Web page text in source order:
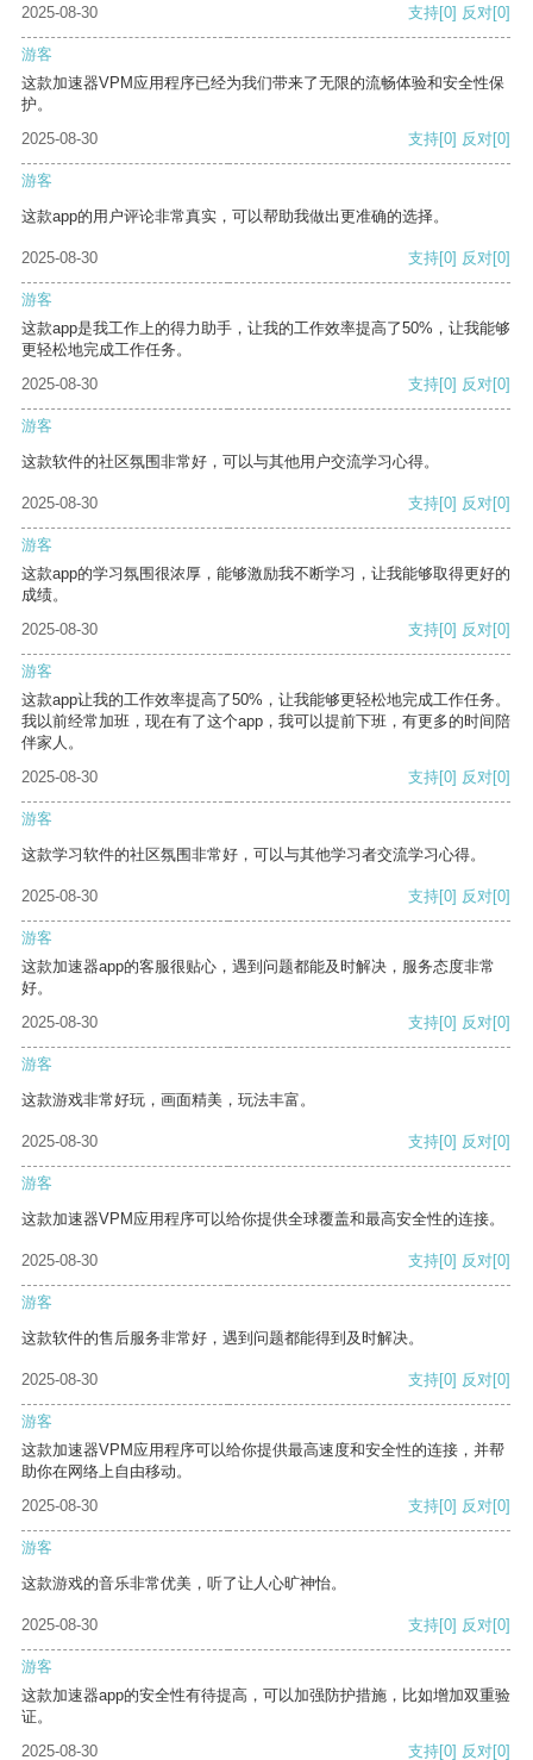
2025-08-30 支持[0] 反对[0]
游客
这款加速器VPM应用程序已经为我们带来了无限的流畅体验和安全性保
护。
2025-08-30
支持[0] 反对[0]
游客
这款app的用户评论非常真实，可以帮助我做出更准确的选择。
2025-08-30 支持[0] 反对[0]
游客
这款app是我工作上的得力助手，让我的工作效率提高了50%，让我能够
更轻松地完成工作任务。
2025-08-30
支持[0] 反对[0]
游客
这款软件的社区氛围非常好，可以与其他用户交流学习心得。
2025-08-30 支持[0] 反对[0]
游客
这款app的学习氛围很浓厚，能够激励我不断学习，让我能够取得更好的
成绩。
2025-08-30
支持[0] 反对[0]
游客
这款app让我的工作效率提高了50%，让我能够更轻松地完成工作任务。
我以前经常加班，现在有了这个app，我可以提前下班，有更多的时间陪
伴家人。
2025-08-30
支持[0] 反对[0]
游客
这款学习软件的社区氛围非常好，可以与其他学习者交流学习心得。
2025-08-30 支持[0] 反对[0]
游客
这款加速器app的客服很贴心，遇到问题都能及时解决，服务态度非常
好。
2025-08-30
支持[0] 反对[0]
游客
这款游戏非常好玩，画面精美，玩法丰富。
2025-08-30 支持[0] 反对[0]
游客
这款加速器VPM应用程序可以给你提供全球覆盖和最高安全性的连接。
2025-08-30 支持[0] 反对[0]
游客
这款软件的售后服务非常好，遇到问题都能得到及时解决。
2025-08-30 支持[0] 反对[0]
游客
这款加速器VPM应用程序可以给你提供最高速度和安全性的连接，并帮
助你在网络上自由移动。
2025-08-30
支持[0] 反对[0]
游客
这款游戏的音乐非常优美，听了让人心旷神怡。
2025-08-30 支持[0] 反对[0]
游客
这款加速器app的安全性有待提高，可以加强防护措施，比如增加双重验
证。
2025-08-30
支持[0] 反对[0]